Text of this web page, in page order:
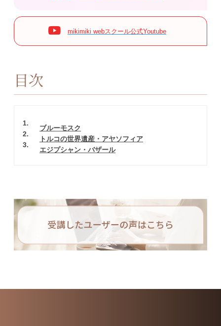
mikimiki webスクール公式Youtube
目次
1
ブルーモスク
2
トルコの世界遺産・アヤソフィア
3
エジプシャン・バザール